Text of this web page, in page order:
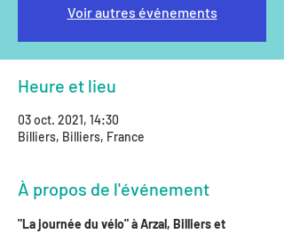
Voir autres événements
Heure et lieu
03 oct. 2021, 14:30
Billiers, Billiers, France
À propos de l'événement
"La journée du vélo" à Arzal, Billiers et